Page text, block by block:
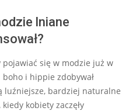
lniane
pojawiać się w modzie już w
boho i hippie zdobywał
luźniejsze, bardziej naturalne
kobiety zaczęły